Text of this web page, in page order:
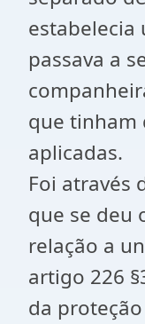
estabelecia
passava a
que tinham
aplicadas.
Foi através
que se deu
relação a
artigo 226
da